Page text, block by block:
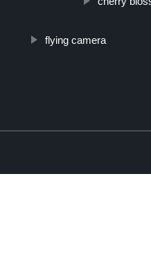
flying camera